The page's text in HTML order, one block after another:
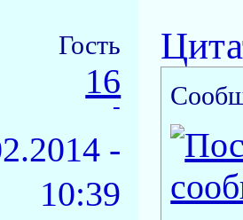
Гость
16
-
-
10:39